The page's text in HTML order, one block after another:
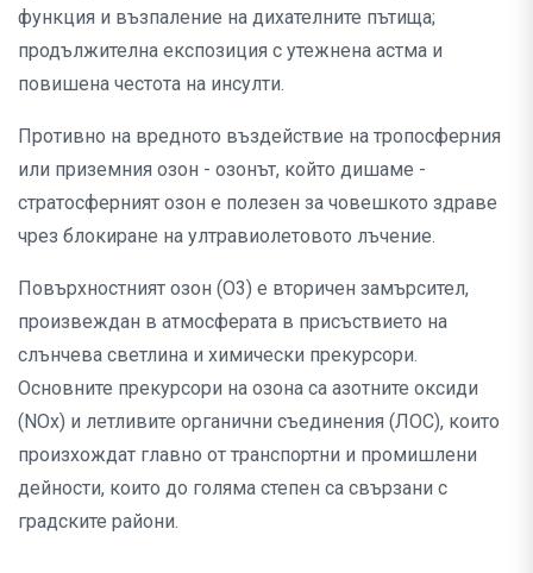
функция и възпаление на дихателните пътища;
продължителна експозиция с утежнена астма и
повишена честота на инсулти.
Противно на вредното въздействие на тропосферния
или приземния озон - озонът, който дишаме -
стратосферният озон е полезен за човешкото здраве
чрез блокиране на ултравиолетовото лъчение.
Повърхностният озон (O3) е вторичен замърсител,
произвеждан в атмосферата в присъствието на
слънчева светлина и химически прекурсори.
Основните прекурсори на озона са азотните оксиди
(NOx) и летливите органични съединения (ЛОС), които
произхождат главно от транспортни и промишлени
дейности, които до голяма степен са свързани с
градските райони.